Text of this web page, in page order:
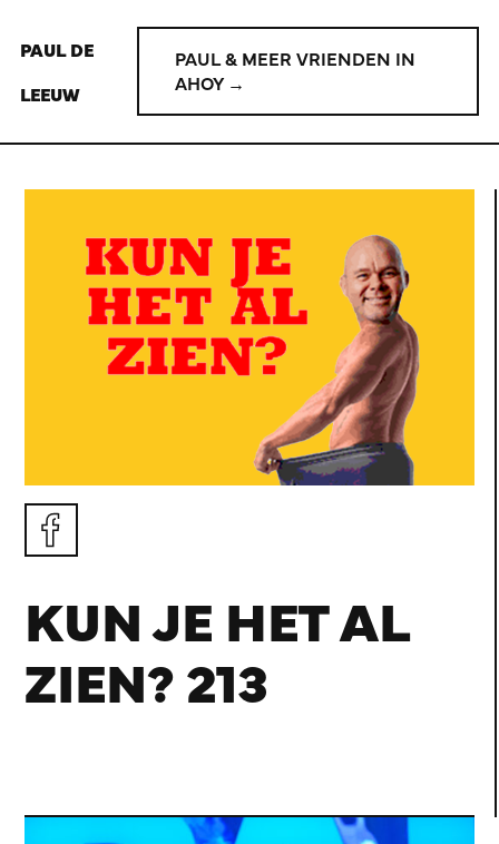
PAUL DE
LEEUW
PAUL & MEER VRIENDEN IN
AHOY →
KUN JE HET AL
ZIEN? 213